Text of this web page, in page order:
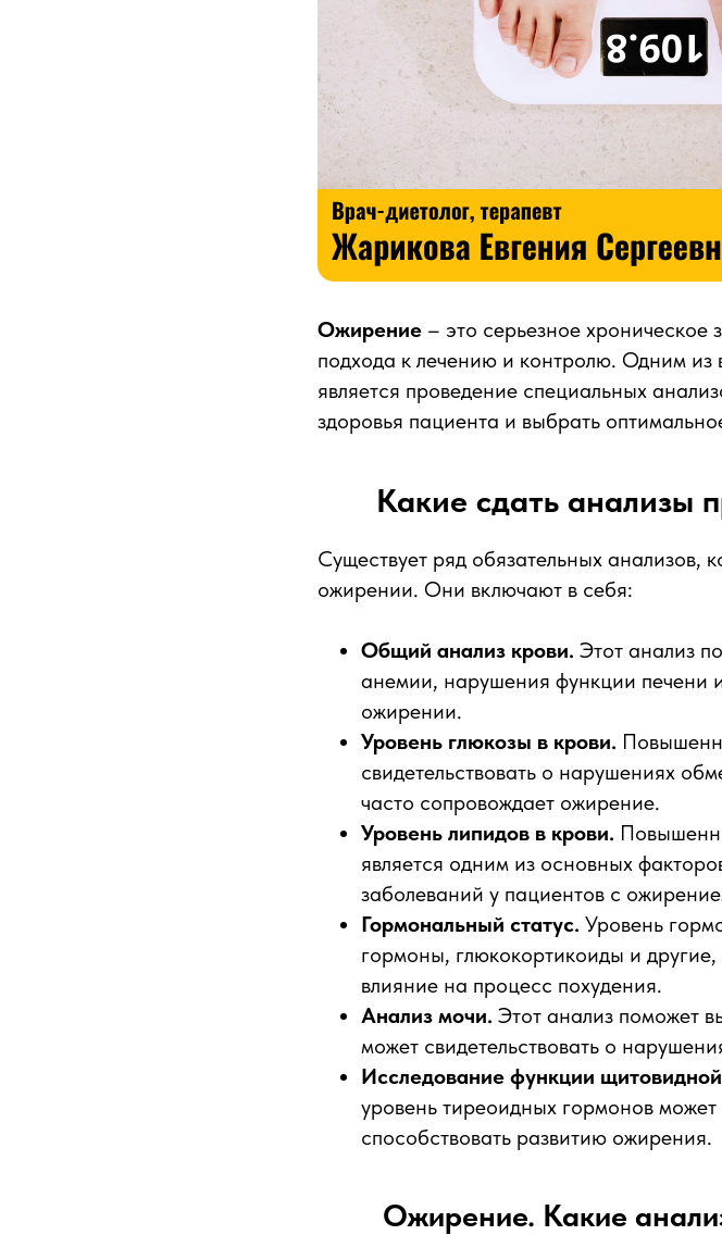
Ожирение – это серьезное хроническое
подхода к лечению и контролю. Одним
является проведение специальных
здоровья пациента и выбрать
Какие сдать анализы
Существует ряд обязательных анализов,
ожирении. Они включают в себя:
Общий анализ крови. Этот анализ
анемии, нарушения функции печени
ожирении.
Уровень глюкозы в крови.
свидетельствовать о нарушениях
часто сопровождает ожирение.
Уровень липидов в крови.
является одним из основных
заболеваний у пациентов с
Гормональный статус. Уровень
гормоны, глюкокортикоиды и
влияние на процесс похудения.
Анализ мочи. Этот анализ поможет
может свидетельствовать о
Исследование функции
уровень тиреоидных гормонов
способствовать развитию ожирения.
Ожирение. Какие